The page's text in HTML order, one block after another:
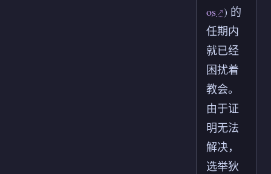
os ) 的
任期内
就已经
困扰着
教会。
由于证
明无法
解决，
选举狄